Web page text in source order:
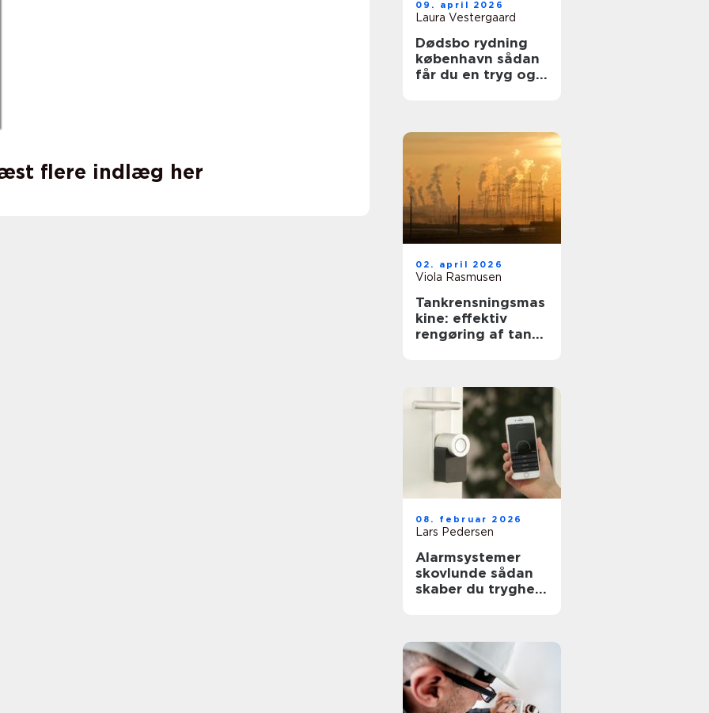
flere indlæg her
09. april 2026
Laura Vestergaard
Dødsbo rydning
københavn sådan
får du en tryg og
02. april 2026
Viola Rasmusen
Tankrensningsmas
kine: effektiv
rengøring af tanke
08. februar 2026
Lars Pedersen
Alarmsystemer
skovlunde sådan
skaber du tryghed